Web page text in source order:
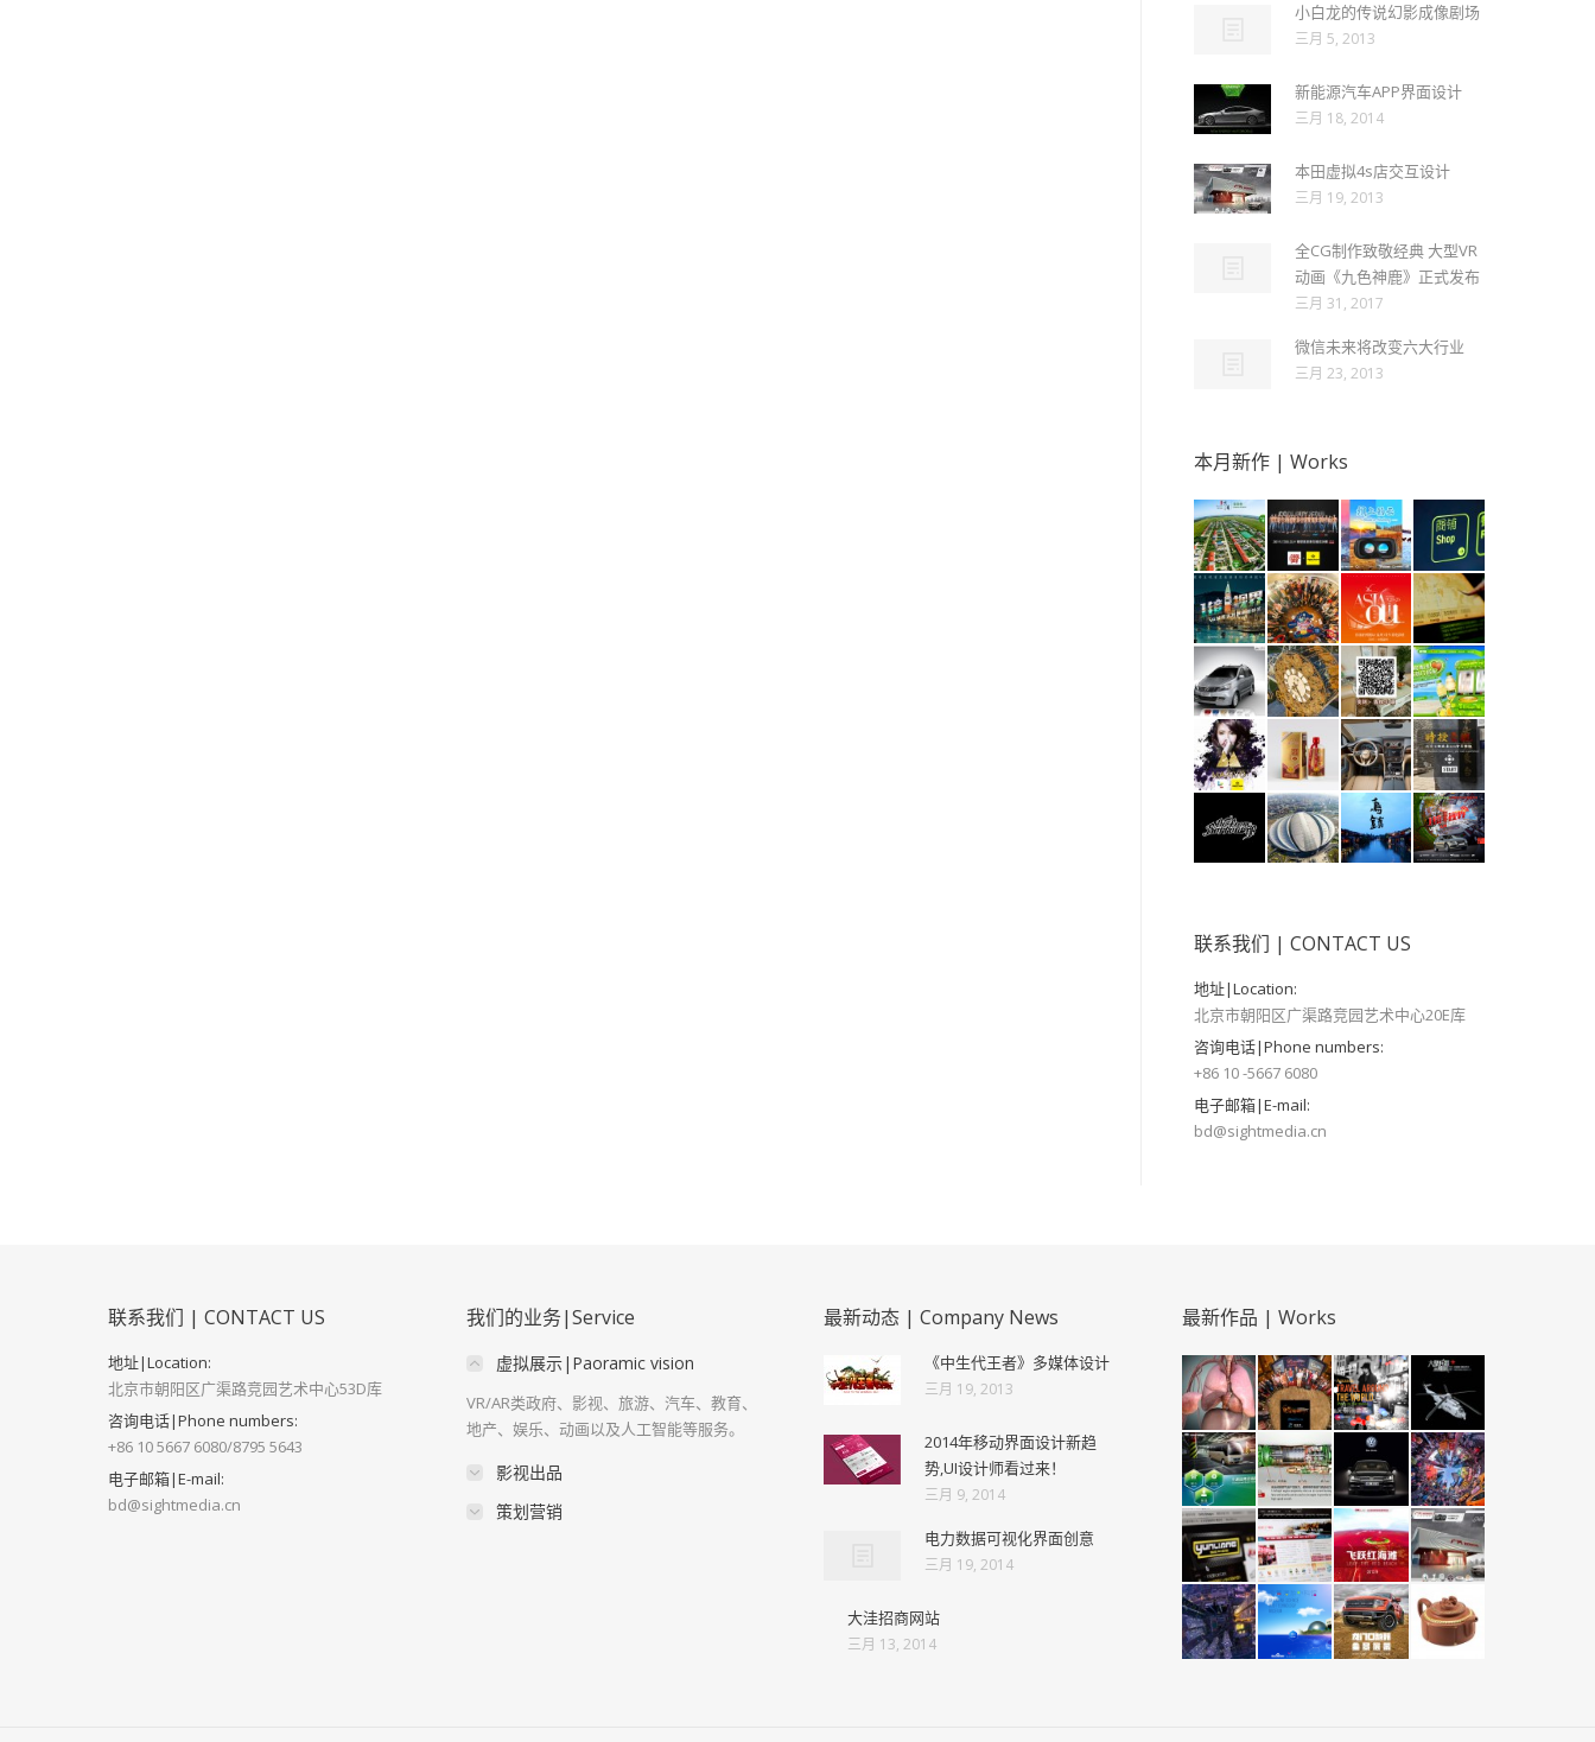
小白龙的传说幻影成像剧场
三月 5, 2013
新能源汽车APP界面设计
三月 18, 2014
本田虚拟4s店交互设计
三月 19, 2013
全CG制作致敬经典 大型VR
动画《九色神鹿》正式发布
三月 31, 2017
微信未来将改变六大行业
三月 23, 2013
本月新作 | Works
联系我们 | CONTACT US
地址|Location:
北京市朝阳区广渠路竞园艺术中心20E库
咨询电话|Phone numbers:
+86 10 -5667 6080
电子邮箱|E-mail:
bd@sightmedia.cn
联系我们 | CONTACT US
地址|Location:
北京市朝阳区广渠路竞园艺术中心53D库
咨询电话|Phone numbers:
+86 10 5667 6080/8795 5643
电子邮箱|E-mail:
bd@sightmedia.cn
我们的业务|Service
虚拟展示|Paoramic vision
VR/AR类政府、影视、旅游、汽车、教育、
地产、娱乐、动画以及人工智能等服务。
影视出品
策划营销
最新动态 | Company News
《中生代王者》多媒体设计
三月 19, 2013
2014年移动界面设计新趋
势,UI设计师看过来！
三月 9, 2014
电力数据可视化界面创意
三月 19, 2014
大洼招商网站
三月 13, 2014
最新作品 | Works